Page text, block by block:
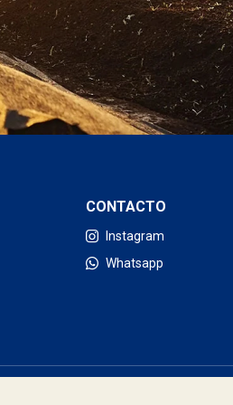
CONTACTO
Instagram
Whatsapp